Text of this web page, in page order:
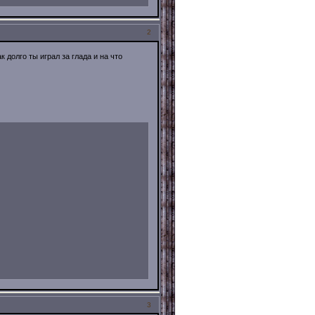
2
ты играл за глада и на что
3